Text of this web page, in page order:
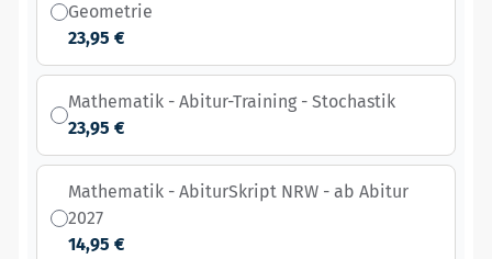
Geometrie
23,95 €
Mathematik - Abitur-Training - Stochastik
23,95 €
Mathematik - AbiturSkript NRW - ab Abitur
2027
14,95 €